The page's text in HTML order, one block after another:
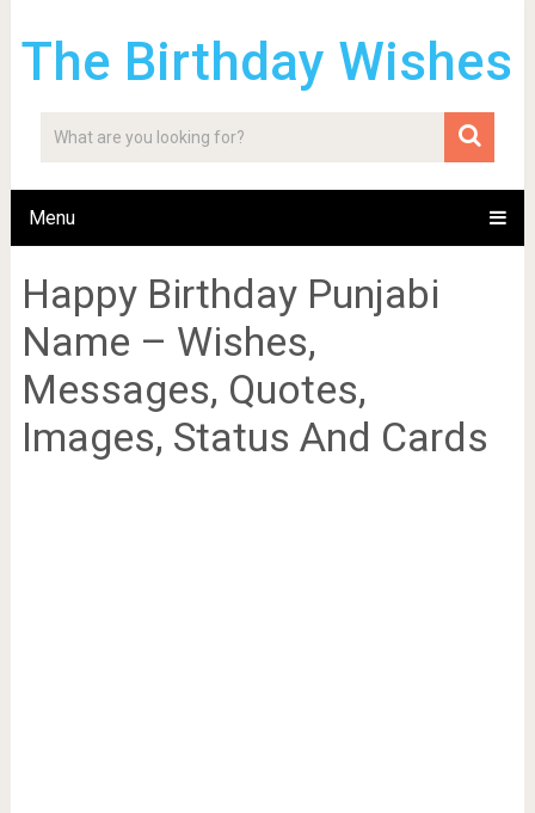
The Birthday Wishes
Menu
Happy Birthday Punjabi
Name – Wishes,
Messages, Quotes,
Images, Status And Cards